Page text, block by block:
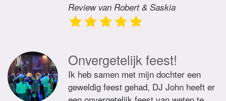
Review van Robert & Saskia
Onvergetelijk feest!
Ik heb samen met mijn dochter een
geweldig feest gehad, DJ John heeft er